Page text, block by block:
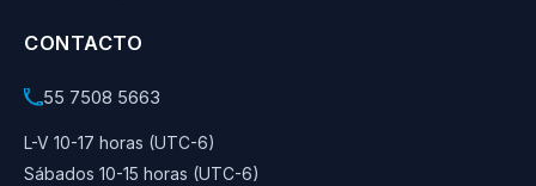
CONTACTO
55 7508 5663
L-V 10-17 horas (UTC-6)
Sábados 10-15 horas (UTC-6)